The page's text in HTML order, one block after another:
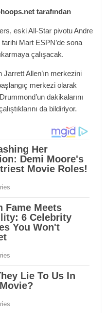
tarafından
eski All-Star pivotu Andre
Mart ESPN’de sona
çalışacak.
Allen’ın merkezini
​​merkezi olarak
dakikalarını
da bildiriyor.